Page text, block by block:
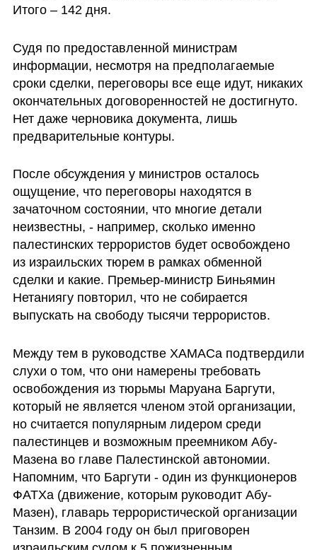
Итого – 142 дня.
Судя по предоставленной министрам
информации, несмотря на предполагаемые
сроки сделки, переговоры все еще идут, никаких
окончательных договоренностей не достигнуто.
Нет даже черновика документа, лишь
предварительные контуры.
После обсуждения у министров осталось
ощущение, что переговоры находятся в
зачаточном состоянии, что многие детали
неизвестны, - например, сколько именно
палестинских террористов будет освобождено
из израильских тюрем в рамках обменной
сделки и какие. Премьер-министр Биньямин
Нетаниягу повторил, что не собирается
выпускать на свободу тысячи террористов.
Между тем в руководстве ХАМАСа подтвердили
слухи о том, что они намерены требовать
освобождения из тюрьмы Маруана Баргути,
который не является членом этой организации,
но считается популярным лидером среди
палестинцев и возможным преемником Абу-
Мазена во главе Палестинской автономии.
Напомним, что Баргути - один из функционеров
ФАТХа (движение, которым руководит Абу-
Мазен), главарь террористической организации
Танзим. В 2004 году он был приговорен